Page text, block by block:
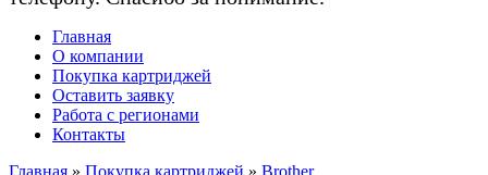
Главная
О компании
Покупка картриджей
Оставить заявку
Работа с регионами
Контакты
Главная » Покупка картриджей » Brother